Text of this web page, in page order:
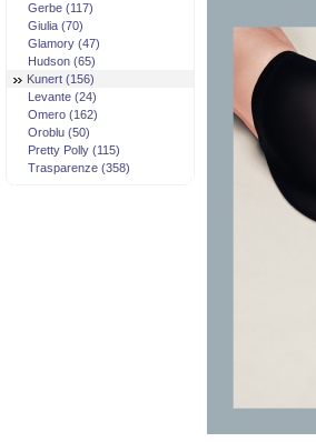
Gerbe (117)
Giulia (70)
Glamory (47)
Hudson (65)
Kunert (156)
Levante (24)
Omero (162)
Oroblu (50)
Pretty Polly (115)
Trasparenze (358)